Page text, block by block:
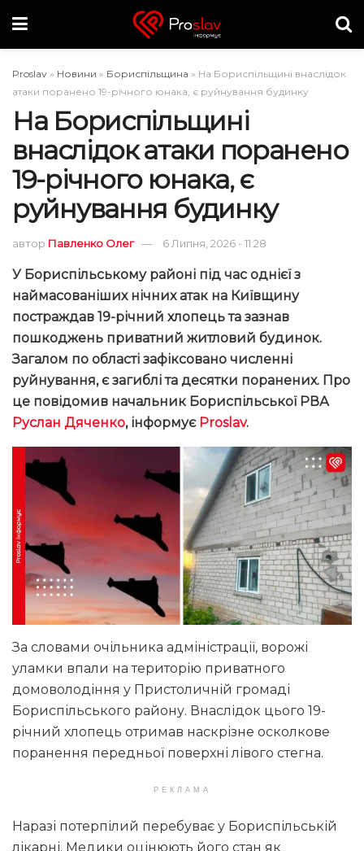
Proslav » Новини » Бориспільщина » На Бориспільщині внаслідок
атаки поранено 19-річного юнака, є руйнування будинку
На Бориспільщині
внаслідок атаки поранено
19-річного юнака, є
руйнування будинку
автор Павленко Олег 6 Липня, 2026 - 11:28
У Бориспільському районі під час однієї з
наймасованіших нічних атак на Київщину
постраждав 19-річний хлопець та зазнав
пошкоджень приватний житловий будинок.
Загалом по області зафіксовано численні
руйнування, є загиблі та десятки поранених. Про
це повідомив начальник Бориспільської РВА
Руслан Дяченко, інформує Proslav.
За словами очільника адміністрації, ворожі
уламки впали на територію приватного
домоволодіння у Пристоличній громаді
Бориспільського району. Внаслідок цього 19-
річний хлопець отримав наскрізне осколкове
поранення передньої поверхні лівого стегна.
РЕКЛАМА
Наразі потерпілий перебуває у Бориспільській
лікарні. Медики оцінюють його стан як